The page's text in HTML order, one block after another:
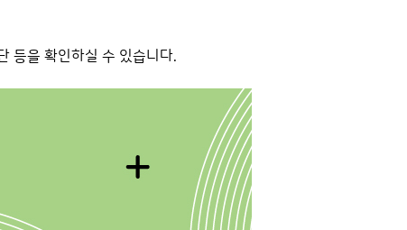
등을 확인하실 수 있습니다.